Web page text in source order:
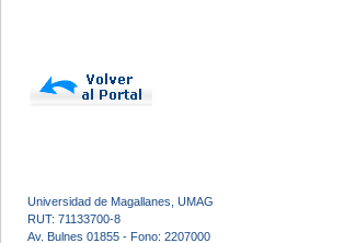
Universidad de Magallanes, UMAG
RUT: 71133700-8
Av. Bulnes 01855 - Fono: 2207000